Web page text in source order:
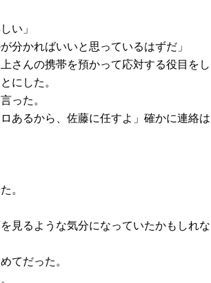
い」
分かればいいと思っているはずだ」
さんの携帯を預かって応対する役目をし
にした。
った。
あるから、佐藤に任すよ」確かに連絡は
。
見るような気分になっていたかもしれな
てだった。